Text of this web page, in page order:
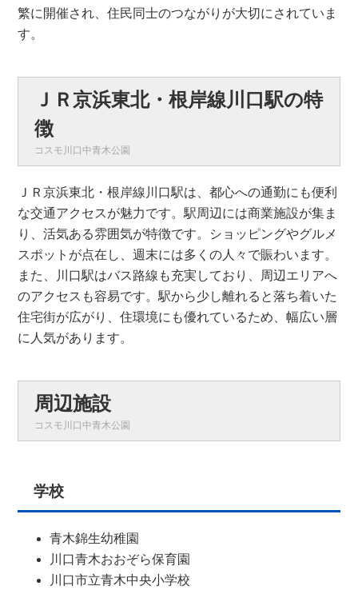
繁に開催され、住民同士のつながりが大切にされていま
す。
ＪＲ京浜東北・根岸線川口駅の特
徴
コスモ川口中青木公園
ＪＲ京浜東北・根岸線川口駅は、都心への通勤にも便利
な交通アクセスが魅力です。駅周辺には商業施設が集ま
り、活気ある雰囲気が特徴です。ショッピングやグルメ
スポットが点在し、週末には多くの人々で賑わいます。
また、川口駅はバス路線も充実しており、周辺エリアへ
のアクセスも容易です。駅から少し離れると落ち着いた
住宅街が広がり、住環境にも優れているため、幅広い層
に人気があります。
周辺施設
コスモ川口中青木公園
学校
青木錦生幼稚園
川口青木おおぞら保育園
川口市立青木中央小学校